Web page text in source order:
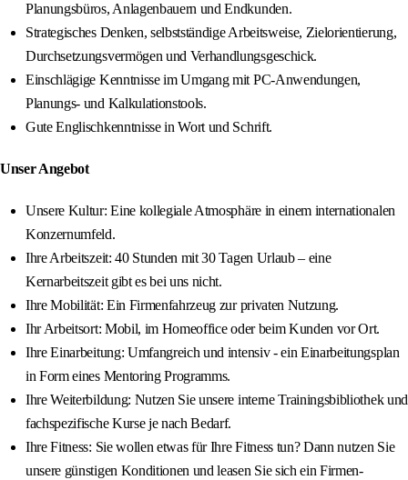
Planungsbüros, Anlagenbauern und Endkunden.
Strategisches Denken, selbstständige Arbeitsweise, Zielorientierung,
Durchsetzungsvermögen und Verhandlungsgeschick.
Einschlägige Kenntnisse im Umgang mit PC-Anwendungen,
Planungs- und Kalkulationstools.
Gute Englischkenntnisse in Wort und Schrift.
Unser Angebot
Unsere Kultur: Eine kollegiale Atmosphäre in einem internationalen
Konzernumfeld.
Ihre Arbeitszeit: 40 Stunden mit 30 Tagen Urlaub – eine
Kernarbeitszeit gibt es bei uns nicht.
Ihre Mobilität: Ein Firmenfahrzeug zur privaten Nutzung.
Ihr Arbeitsort: Mobil, im Homeoffice oder beim Kunden vor Ort.
Ihre Einarbeitung: Umfangreich und intensiv - ein Einarbeitungsplan
in Form eines Mentoring Programms.
Ihre Weiterbildung: Nutzen Sie unsere interne Trainingsbibliothek und
fachspezifische Kurse je nach Bedarf.
Ihre Fitness: Sie wollen etwas für Ihre Fitness tun? Dann nutzen Sie
unsere günstigen Konditionen und leasen Sie sich ein Firmen-